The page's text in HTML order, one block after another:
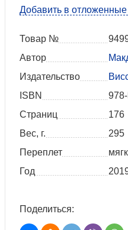
Добавить в отложенные
Товар №
Автор
Издательство
ISBN
Страниц
176
Вес, г.
295
Переплет
Год
Поделиться: